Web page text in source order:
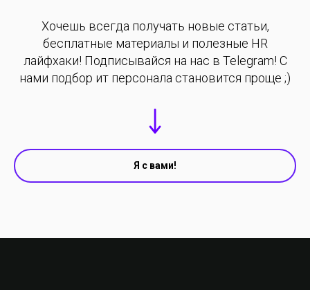
Хочешь всегда получать новые статьи,
бесплатные материалы и полезные HR
лайфхаки! Подписывайся на нас в Telegram! С
нами подбор ит персонала становится проще ;)
Я с вами!